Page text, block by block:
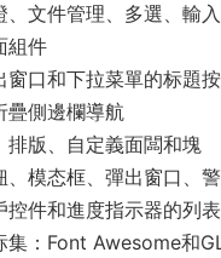
、文件管理、多選、輸
組件
窗口和下拉菜單的标題
疊側邊欄導航
排版、自定義面闆和塊
、模态框、彈出窗口、
控件和進度指示器的列表
集：Font Awesome和